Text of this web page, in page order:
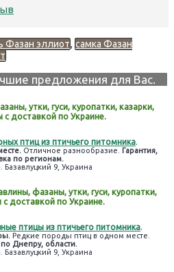
Фазан эллиот, самка Фазан
предложения для Вас.
утки, гуси, куропатки, казарки,
с доставкой по Украине.
птиц из птичьего питомника.
Отличное разнообразие. Гарантия,
по регионам.
9, Украина
фазаны, утки, гуси, куропатки,
с доставкой по Украине.
птицы из птичьего питомника.
Редкие породы птиц в одном месте.
по Днепру, области.
9, Украина